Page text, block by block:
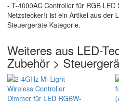
- T-4000AC Controller für RGB LED
Netzstecker!) ist ein Artikel aus der
Steuergeräte Kategorie.
Weiteres aus LED-
Zubehör >